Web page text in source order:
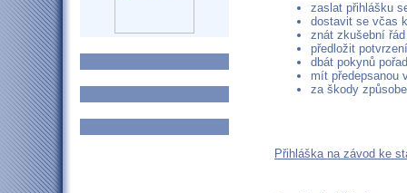
zaslat přihlášku
dostavit se včas
znát zkušební
předložit
dbát pokynů
mít předepsanou
za škody
Přihláška na závod ke